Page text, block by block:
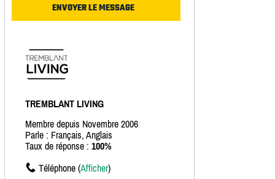
TREMBLANT LIVING
Membre depuis Novembre 2006
Parle : Français, Anglais
Taux de réponse : 100%
Téléphone (Afficher)